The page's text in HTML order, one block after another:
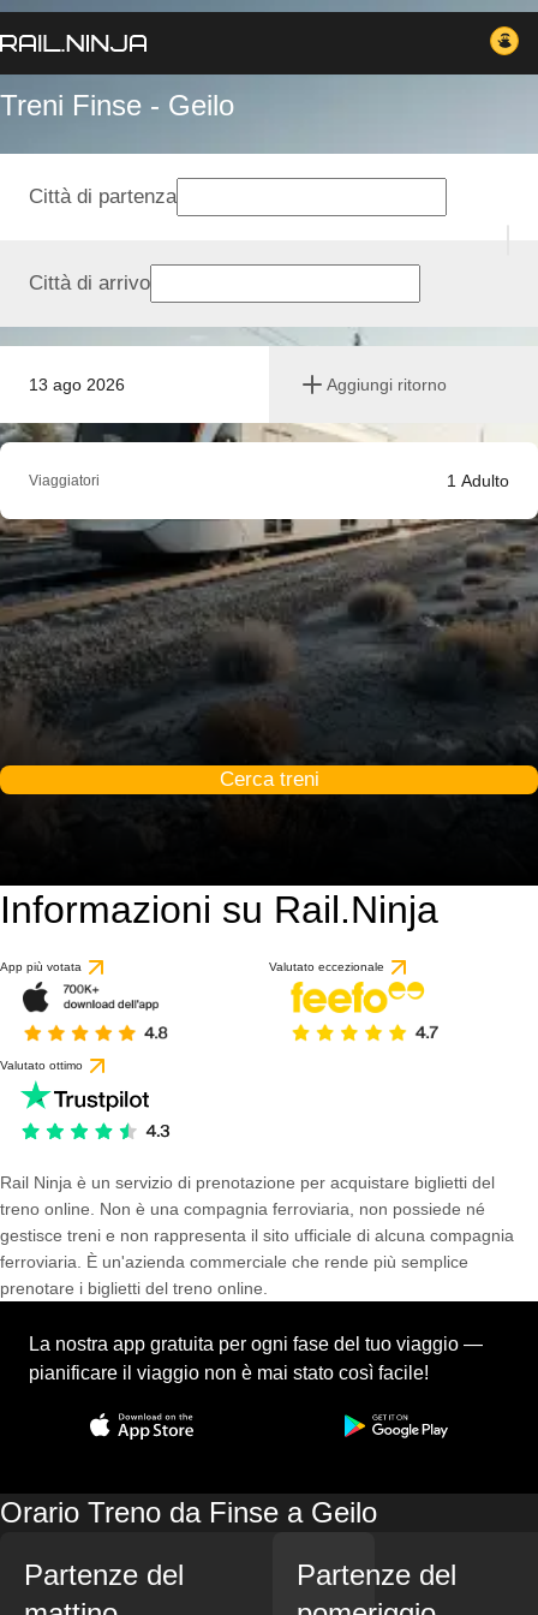
Treni Finse - Geilo
13 ago 2026 Aggiungi ritorno
Città di partenza
Città di arrivo
Viaggiatori 1 Adulto
Cerca treni
Informazioni su Rail.Ninja
App più votata Valutato eccezionale
Valutato ottimo
Rail Ninja è un servizio di prenotazione per acquistare biglietti del
treno online. Non è una compagnia ferroviaria, non possiede né
gestisce treni e non rappresenta il sito ufficiale di alcuna compagnia
ferroviaria. È un'azienda commerciale che rende più semplice
prenotare i biglietti del treno online.
La nostra app gratuita per ogni fase del tuo viaggio —
pianificare il viaggio non è mai stato così facile!
Orario Treno da Finse a Geilo
Partenze del
Partenze del